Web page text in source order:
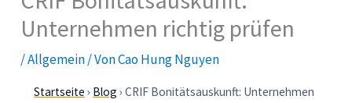
Unternehmen richtig prüfen
/Allgemein/ VonCao Hung Nguyen
Startseite › Blog › CRIF Bonitätsauskunft: Unternehmen